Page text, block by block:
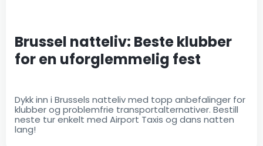
Brussel natteliv: Beste klubber
for en uforglemmelig fest
Dykk inn i Brussels natteliv med topp anbefalinger for
klubber og problemfrie transportalternativer. Bestill
neste tur enkelt med Airport Taxis og dans natten
lang!